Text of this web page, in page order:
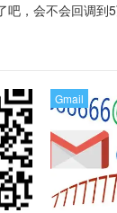
吧，会不会回调到
Gmail